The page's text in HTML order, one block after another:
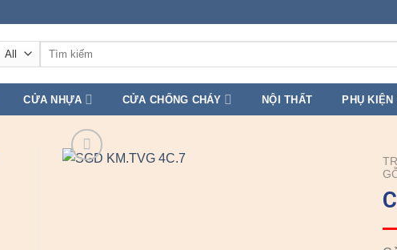
Tìm
CỬA NHỰA CỬA CHỐNG CHÁY NỘI THẤT PHỤ KIỆN